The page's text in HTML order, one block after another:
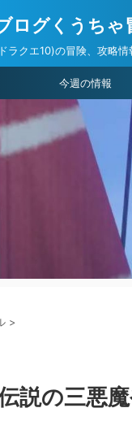
ログくうちゃ
ラクエ10)の冒険、攻略
今週の情報
>
説の三悪